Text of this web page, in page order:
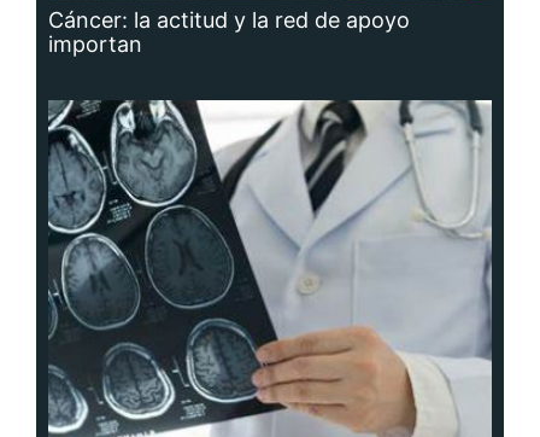
Cáncer: la actitud y la red de apoyo
importan